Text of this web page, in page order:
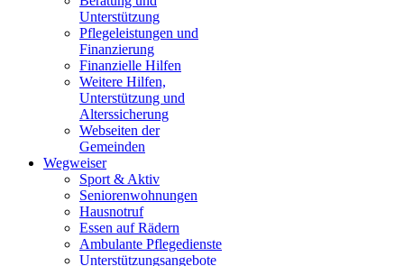
Unterstützung
Pflegeleistungen und
Finanzierung
Finanzielle Hilfen
Weitere Hilfen,
Unterstützung und
Alterssicherung
Webseiten der
Gemeinden
Wegweiser
Sport & Aktiv
Seniorenwohnungen
Hausnotruf
Essen auf Rädern
Ambulante Pflegedienste
Unterstützungsangebote